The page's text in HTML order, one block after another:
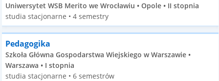
Uniwersytet WSB Merito we Wrocławiu • Opole • II stopnia
studia stacjonarne • 4 semestry
Pedagogika
Szkoła Główna Gospodarstwa Wiejskiego w Warszawie •
Warszawa • I stopnia
studia stacjonarne • 6 semestrów